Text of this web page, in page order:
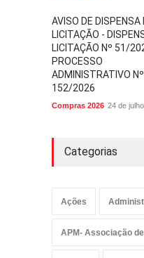
AVISO DE DISPENSA
LICITAÇÃO -
LICITAÇÃO Nº 51/
PROCESSO
ADMINISTRATIVO Nº
152/2026
Compras 2026 24 de
Categorias
Ações
APM- Associação